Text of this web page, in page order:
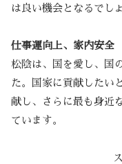
は良い機会となるでし
仕事運向上、家内安全
松陰は、国を愛し、国
た。国家に貢献したい
献し、さらに最も身近
ています。